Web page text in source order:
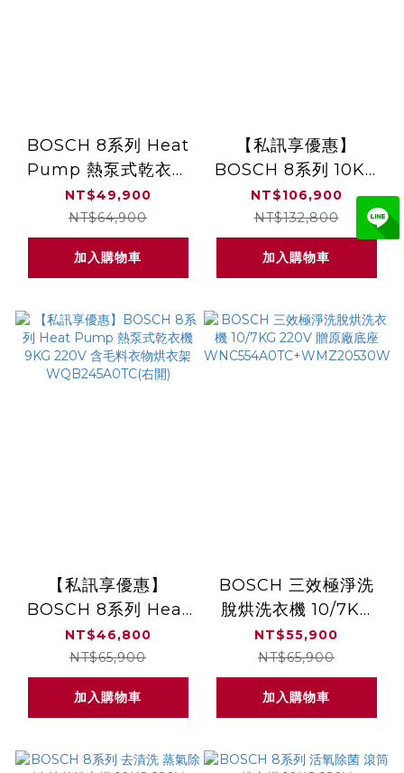
BOSCH 8系列 Heat
Pump 熱泵式乾衣機
9KG 220V
WQB245B0TC
NT$49,900
NT$64,900
加入購物車
【私訊享優惠】
BOSCH 8系列 10KG
活氧洗衣機+9KG熱泵
式乾衣機 220V 含毛
料衣物烘衣架
NT$106,900
NT$132,800
加入購物車
【私訊享優惠】
BOSCH 8系列 Heat
Pump 熱泵式乾衣機
9KG 220V 含毛料衣
物烘衣架
WQB245A0TC(右
NT$46,800
NT$65,900
加入購物車
BOSCH 三效極淨洗
脫烘洗衣機 10/7KG
220V 贈原廠底座
NT$55,900
NT$65,900
加入購物車